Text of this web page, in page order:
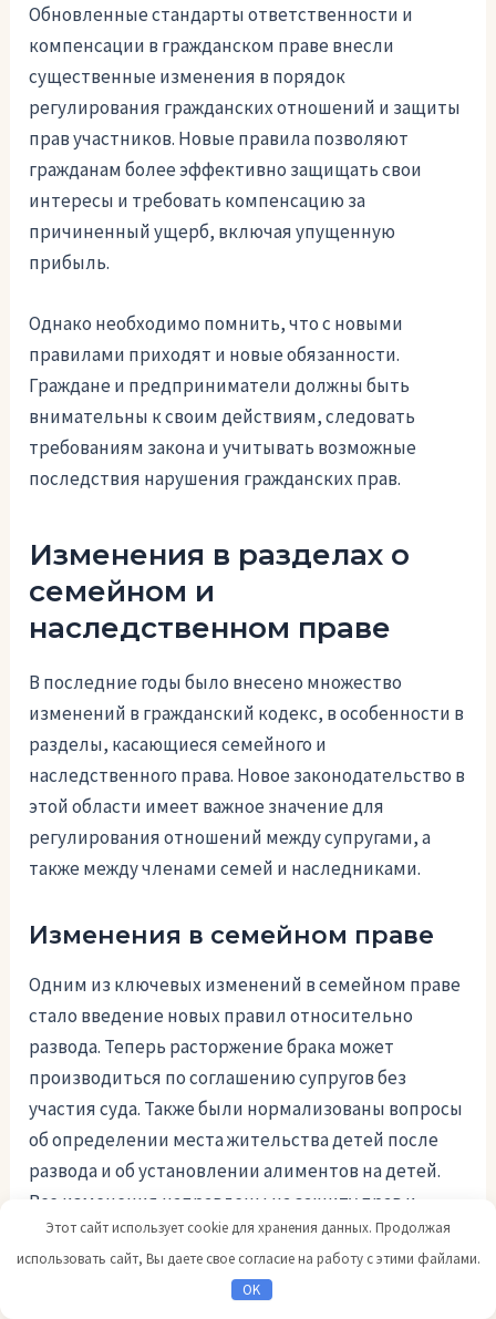
Обновленные стандарты ответственности и
компенсации в гражданском праве внесли
существенные изменения в порядок
регулирования гражданских отношений и защиты
прав участников. Новые правила позволяют
гражданам более эффективно защищать свои
интересы и требовать компенсацию за
причиненный ущерб, включая упущенную
прибыль.
Однако необходимо помнить, что с новыми
правилами приходят и новые обязанности.
Граждане и предприниматели должны быть
внимательны к своим действиям, следовать
требованиям закона и учитывать возможные
последствия нарушения гражданских прав.
Изменения в разделах о
семейном и
наследственном праве
В последние годы было внесено множество
изменений в гражданский кодекс, в особенности в
разделы, касающиеся семейного и
наследственного права. Новое законодательство в
этой области имеет важное значение для
регулирования отношений между супругами, а
также между членами семей и наследниками.
Изменения в семейном праве
Одним из ключевых изменений в семейном праве
стало введение новых правил относительно
развода. Теперь расторжение брака может
производиться по соглашению супругов без
участия суда. Также были нормализованы вопросы
об определении места жительства детей после
развода и об установлении алиментов на детей.
Все изменения направлены на защиту прав и
интересов обеих сторон, а также на обеспечение
благополучия детей.
Этот сайт использует cookie для хранения данных. Продолжая
использовать сайт, Вы даете свое согласие на работу с этими файлами.
OK